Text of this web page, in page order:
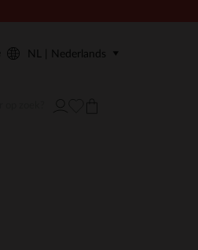
NL | Nederlands